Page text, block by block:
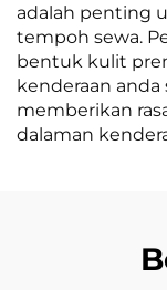
adalah penting
tempoh sewa.
bentuk kulit
kenderaan anda
memberikan
dalaman